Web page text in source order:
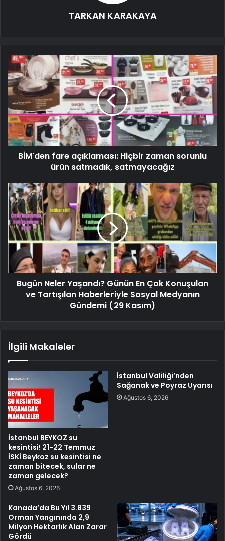
TARKAN KARAKAYA
BİM'den fare açıklaması: Hiçbir zaman sorunlu
ürün satmadık, satmayacağız
Bugün Neler Yaşandı? Günün En Çok Konuşulan
ve Tartışılan Haberleriyle Sosyal Medyanın
Gündemi (29 Kasım)
İlgili Makaleler
İstanbul BEYKOZ su
kesintisi! 21-22 Temmuz
İSKİ Beykoz su kesintisi ne
zaman bitecek, sular ne
zaman gelecek?
Ağustos 6, 2026
İstanbul Valiliği’nden
Sağanak ve Poyraz Uyarısı
Ağustos 6, 2026
Kanada’da Bu Yıl 3.839
Orman Yangınında 2,9
Milyon Hektarlık Alan Zarar
Gördü